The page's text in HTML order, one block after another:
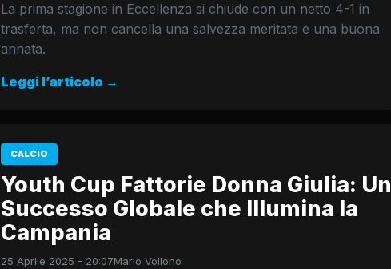
La prima stagione in Eccellenza si chiude con un netto 4-1 in
trasferta, ma non cancella una salvezza meritata e una buona
annata.
Leggi l’articolo →
CALCIO
Youth Cup Fattorie Donna Giulia: Un
Successo Globale che Illumina la
Campania
25 Aprile 2025 - 20:07Mario Vollono